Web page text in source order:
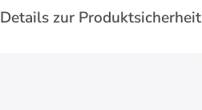
Details zur Produktsicherheit